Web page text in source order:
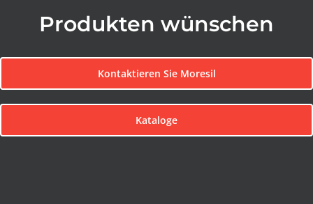
Produkten wünschen
Kontaktieren Sie Moresil
Kataloge